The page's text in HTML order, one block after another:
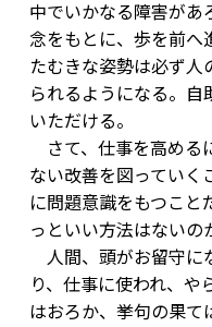
中でいかなる障害があ
念をもとに、歩を前へ
たむきな姿勢は必ず
られるようになる。自
いただける。
さて、仕事を高める
ない改善を図っていく
に問題意識をもつこと
っといい方法はないの
人間、頭がお留守に
り、仕事に使われ、や
はおろか、挙句の果て